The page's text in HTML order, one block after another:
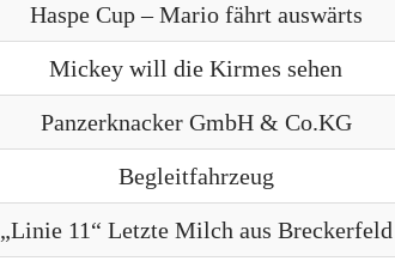
Haspe Cup – Mario fährt auswärts
Mickey will die Kirmes sehen
Panzerknacker GmbH & Co.KG
Begleitfahrzeug
„Linie 11“ Letzte Milch aus Breckerfeld